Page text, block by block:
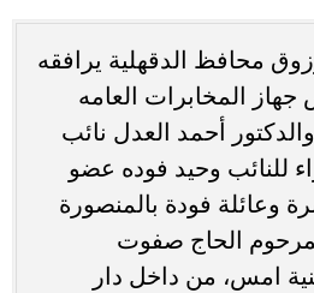
محافظ الدقهلية يرافقه
جهاز المخابرات العامه
أحمد العدل نائب
للنائب وحيد فوده عضو
وعائلة فودة بالمنصورة
الحاج صفوت
امس، من داخل دار